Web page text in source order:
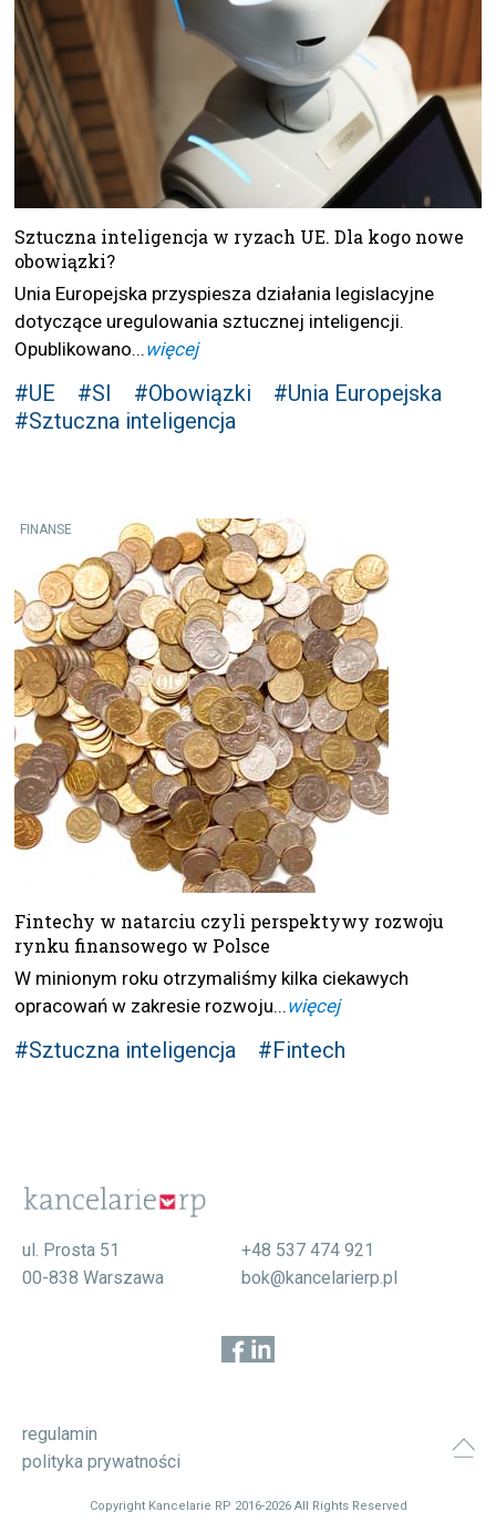
Sztuczna inteligencja w ryzach UE. Dla kogo nowe
obowiązki?
Unia Europejska przyspiesza działania legislacyjne
dotyczące uregulowania sztucznej inteligencji.
Opublikowano...więcej
#UE #SI #Obowiązki
#Unia Europejska
#Sztuczna inteligencja
FINANSE
Fintechy w natarciu czyli perspektywy rozwoju
rynku finansowego w Polsce
W minionym roku otrzymaliśmy kilka ciekawych
opracowań w zakresie rozwoju...więcej
#Sztuczna inteligencja #Fintech
ul. Prosta 51
00-838 Warszawa
+48 537 474 921
bok@kancelarierp.pl
regulamin
polityka prywatności
Copyright Kancelarie RP 2016-2026 All Rights Reserved